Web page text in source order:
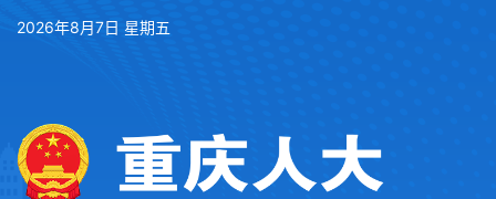
2026年8月7日 星期五